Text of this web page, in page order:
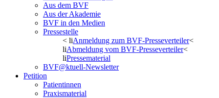
Aus dem BVF
Aus der Akademie
BVF in den Medien
Pressestelle
< liAnmeldung zum BVF-Presseverteiler<
liAbmeldung vom BVF-Presseverteiler<
liPressematerial
BVF@ktuell-Newsletter
Petition
Patientinnen
Praxismaterial